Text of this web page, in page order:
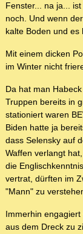
Fenster... na ja...
noch. Und wenn
kalte Boden und es
Mit einem dicken
im Winter nicht
Da hat man
Truppen bereits in
stationiert waren
Biden hatte ja
dass Selensky auf
Waffen verlangt
die
vertrat, dürften im
"Mann" zu
Immerhin
aus dem Dreck zu